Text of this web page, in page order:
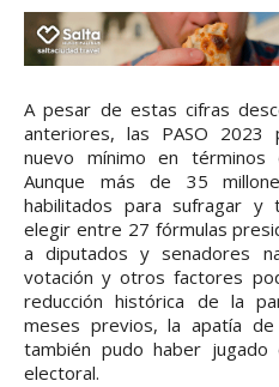
A pesar de estas cifras
anteriores, las PASO 2023
nuevo mínimo en términos
Aunque más de 35
habilitados para sufragar y
elegir entre 27 fórmulas
a diputados y senadores
votación y otros factores
reducción histórica de la
meses previos, la apatía
también pudo haber
electoral.